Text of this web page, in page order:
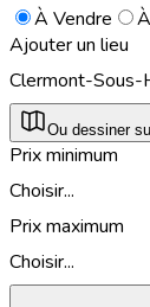
À Vendre
Ajouter un lieu
Clermont-Sous-
Ou dessiner
Prix minimum
Choisir...
Prix maximum
Choisir...